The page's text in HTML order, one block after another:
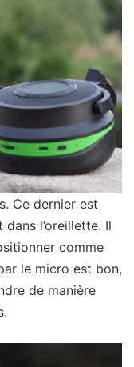
Ce dernier est
l’oreillette. Il
comme
le micro est bon,
de manière